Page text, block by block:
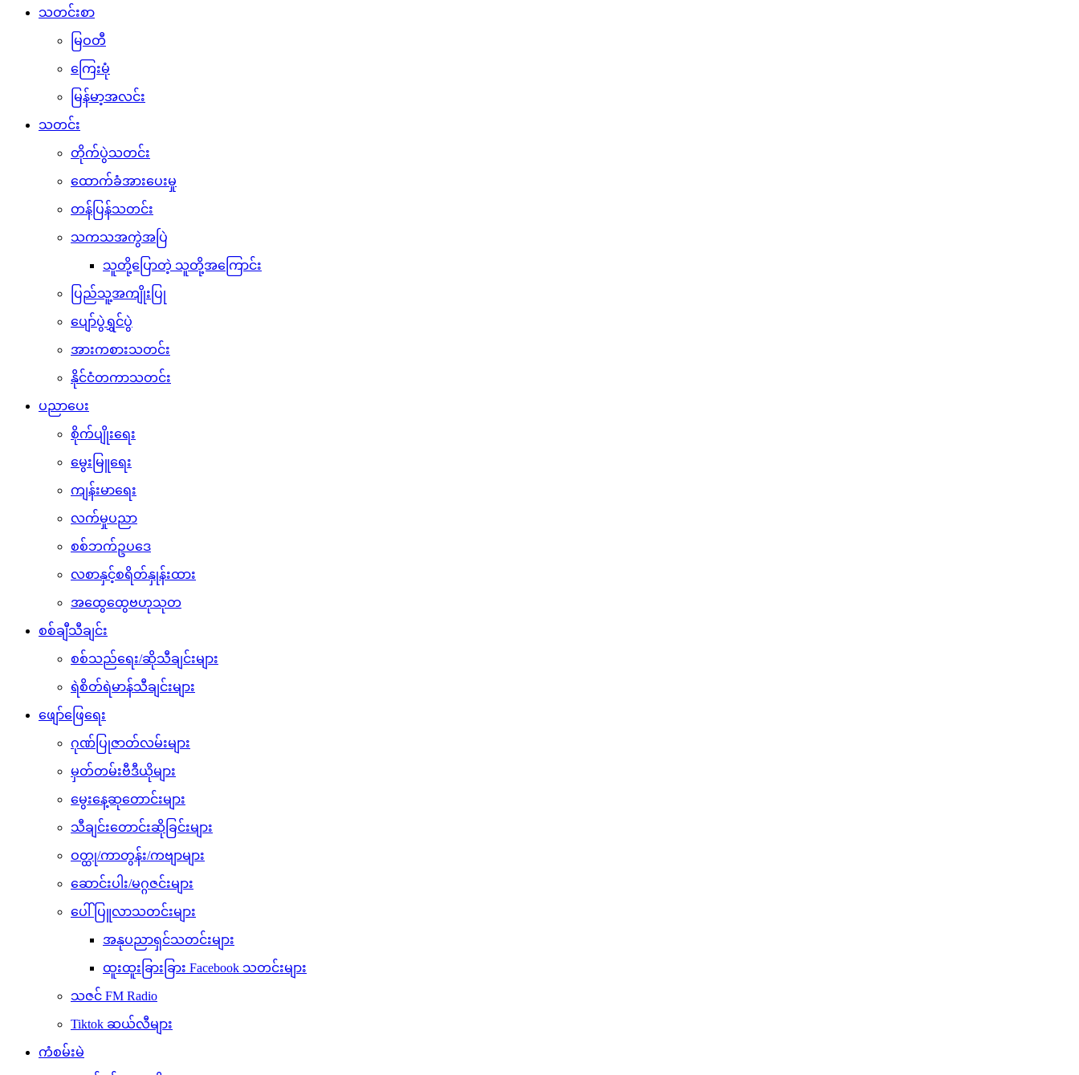
သတင်းစာ
မြဝတီ
ကြေးမုံ
မြန်မာ့အလင်း
သတင်း
တိုက်ပွဲသတင်း
ထောက်ခံအားပေးမှု
တန်ပြန်သတင်း
သကသအကွဲအပြဲ
သူတို့ပြောတဲ့ သူတို့အကြောင်း
ပြည်သူ့အကျိုးပြု
ပျော်ပွဲရွှင်ပွဲ
အားကစားသတင်း
နိုင်ငံတကာသတင်း
ပညာပေး
စိုက်ပျိုးရေး
မွေးမြူရေး
ကျန်းမာရေး
လက်မှုပညာ
စစ်ဘက်ဥပဒေ
လစာနှင့်စရိတ်နှုန်းထား
အထွေထွေဗဟုသုတ
စစ်ချီသီချင်း
စစ်သည်ရေး/ဆိုသီချင်းများ
ရဲစိတ်ရဲမာန်သီချင်းများ
ဖျော်ဖြေရေး
ဂုဏ်ပြုဇာတ်လမ်းများ
မှတ်တမ်းဗီဒီယိုများ
မွေးနေ့ဆုတောင်းများ
သီချင်းတောင်းဆိုခြင်းများ
ဝတ္ထု/ကာတွန်း/ကဗျာများ
ဆောင်းပါး/မဂ္ဂဇင်းများ
ပေါ်ပြူလာသတင်းများ
အနုပညာရှင်သတင်းများ
ထူးထူးခြားခြား Facebook သတင်းများ
သဇင် FM Radio
Tiktok ဆယ်လီများ
ကံစမ်းမဲ